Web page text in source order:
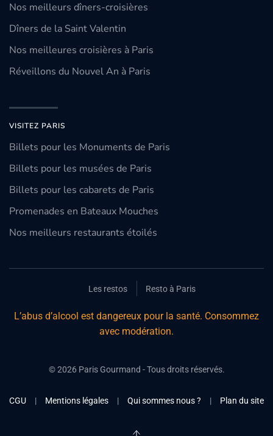
Nos meilleurs dîners-croisières
Dîners de la Saint Valentin
Nos meilleures croisières à Paris
Réveillons du Nouvel An à Paris
VISITEZ PARIS
Billets pour les Monuments de Paris
Billets pour les musées de Paris
Billets pour les cabarets de Paris
Promenades en Bateaux Mouches
Nos meilleurs restaurants étoilés
Les restos Resto à Paris
L’abus d’alcool est dangereux pour la santé. Consommez
avec modération.
©2026Paris Gourmand - Tous droits réservés.
CGU | Mentions légales | Qui sommes nous ? | Plan du site